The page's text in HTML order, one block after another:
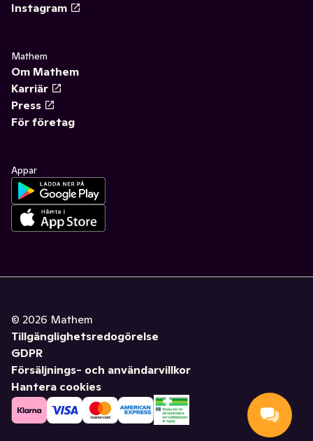
Instagram
Mathem
Om Mathem
Karriär
Press
För företag
Appar
© 2026 Mathem
Tillgänglighetsredogörelse
GDPR
Försäljnings- och användarvillkor
Hantera cookies